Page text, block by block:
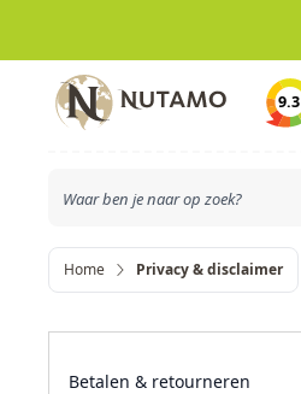
Ga naar de inhoud
9.3
Home Privacy & disclaimer
Betalen & retourneren